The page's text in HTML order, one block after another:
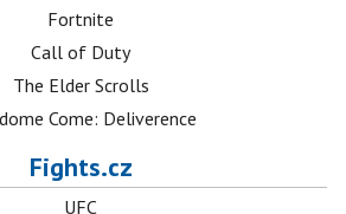
Fortnite
Call of Duty
The Elder Scrolls
Come: Deliverence
Fights.cz
UFC